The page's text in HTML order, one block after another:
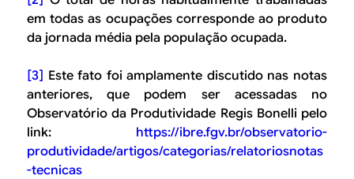
em todas as ocupações corresponde ao produto
da jornada média pela população ocupada.
[3] Este fato foi amplamente discutido nas notas
anteriores, que podem ser acessadas no
Observatório da Produtividade Regis Bonelli pelo
link: https://ibre.fgv.br/observatorio-
produtividade/artigos/categorias/relatoriosnotas
-tecnicas